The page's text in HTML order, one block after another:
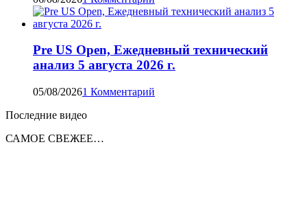
Pre US Open, Ежедневный технический
анализ 5 августа 2026 г.
05/08/20261 Комментарий
Последние видео
САМОЕ СВЕЖЕЕ…